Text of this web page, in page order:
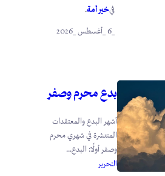
فيخير أمة.
بدع محرم وصفر
أشهر البدع والمعتقدات
المنتشرة في شهري محرم
وصفر أولًا: البدع...
التحرير